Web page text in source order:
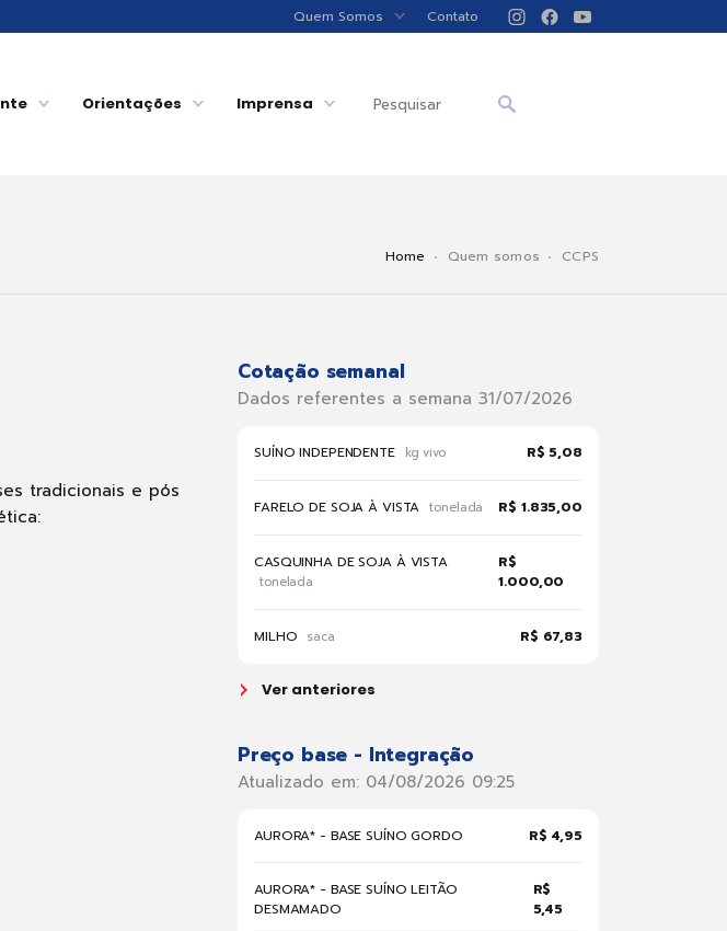
Quem Somos Contato
Orientações Imprensa
Home Quem somos CCPS
tradicionais e pós
Cotação semanal
Dados referentes a semana 31/07/2026
SUÍNO INDEPENDENTE kg vivo R$ 5,08
FARELO DE SOJA À VISTA tonelada R$ 1.835,00
CASQUINHA DE SOJA À VISTA
tonelada
R$
1.000,00
MILHO saca R$ 67,83
Ver anteriores
Preço base - Integração
Atualizado em: 04/08/2026 09:25
AURORA* - BASE SUÍNO GORDO R$ 4,95
AURORA* - BASE SUÍNO LEITÃO
DESMAMADO
R$
5,45